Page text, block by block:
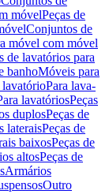
móvelPeças de
Conjuntos de
móvel com móvel
de lavatórios para
banhoMóveis para
lavatórioPara lava-
lavatóriosPeças
duplosPeças de
lateraisPeças de
baixosPeças de
altosPeças de
Armários
Outro